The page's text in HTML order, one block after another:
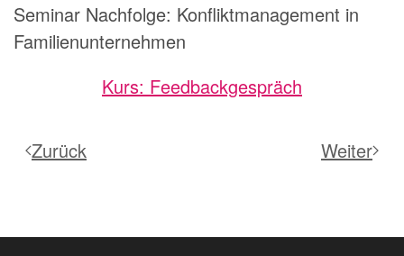
Seminar Nachfolge: Konfliktmanagement in
Familienunternehmen
Kurs: Feedbackgespräch
Zurück Weiter